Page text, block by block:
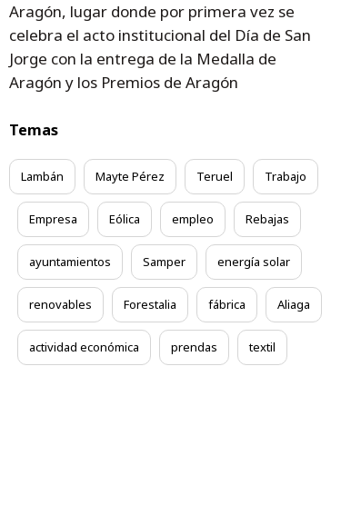
Aragón, lugar donde por primera vez se
celebra el acto institucional del Día de San
Jorge con la entrega de la Medalla de
Aragón y los Premios de Aragón
Temas
Lambán Mayte Pérez Teruel Trabajo
Empresa Eólica empleo Rebajas
ayuntamientos Samper energía solar
renovables Forestalia fábrica Aliaga
actividad económica prendas textil